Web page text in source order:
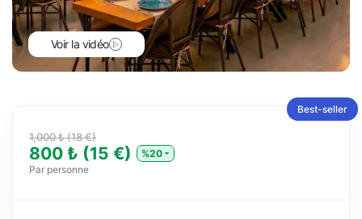
Voir la vidéo
Best-seller
1,000 ₺ (18 €)
800 ₺ (15 €)
%20
Par personne